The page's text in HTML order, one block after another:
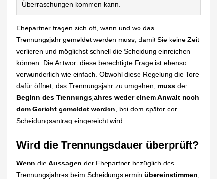
Überraschungen kommen kann.
Ehepartner fragen sich oft, wann und wo das
Trennungsjahr gemeldet werden muss, damit Sie keine Zeit
verlieren und möglichst schnell die Scheidung einreichen
können. Die Antwort diese berechtigte Frage ist ebenso
verwunderlich wie einfach. Obwohl diese Regelung die Tore
dafür öffnet, das Trennungsjahr zu umgehen, muss der
Beginn des Trennungsjahres weder einem Anwalt noch
dem Gericht gemeldet werden , bei dem später der
Scheidungsantrag eingereicht wird.
Wird die Trennungsdauer überprüft?
Wenn dieAussagen der Ehepartner bezüglich des
Trennungsjahres beim Scheidungsterminübereinstimmen